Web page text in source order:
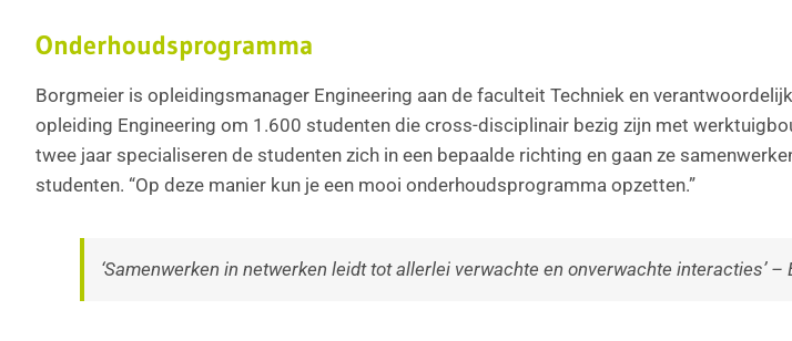
Onderhoudsprogramma
Borgmeier is opleidingsmanager Engineering aan de faculteit Techniek en
opleiding Engineering om 1.600 studenten die cross-disciplinair bezig zijn met
twee jaar specialiseren de studenten zich in een bepaalde richting en gaan ze
studenten. “Op deze manier kun je een mooi onderhoudsprogramma opzetten.”
‘Samenwerken in netwerken leidt tot allerlei verwachte en onverwachte interacties’ –